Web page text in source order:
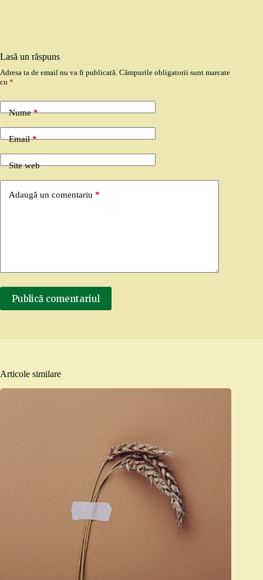
Lasă un răspuns
Adresa ta de email nu va fi publicată. Câmpurile obligatorii sunt marcate
cu *
Nume*
Email*
Site web
Adaugă un comentariu *
Publică comentariul
Articole similare